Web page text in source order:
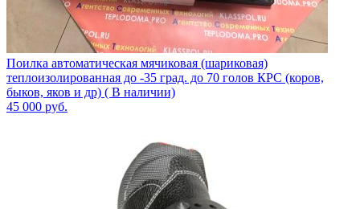
Поилка автоматическая мячиковая (шариковая)
теплоизолированная до -35 град. до 70 голов КРС (коров,
быков, яков и др) ( В наличии)
45 000 руб.